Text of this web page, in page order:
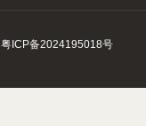
粤ICP备2024195018号